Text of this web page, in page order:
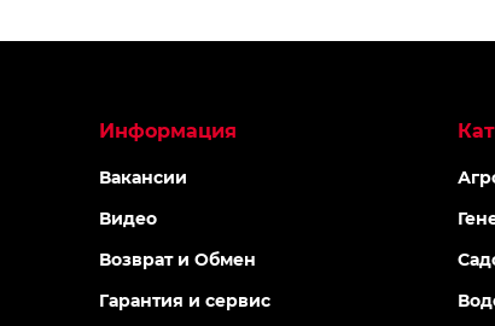
Информация
Вакансии
Видео
Возврат и Обмен
Гарантия и сервис